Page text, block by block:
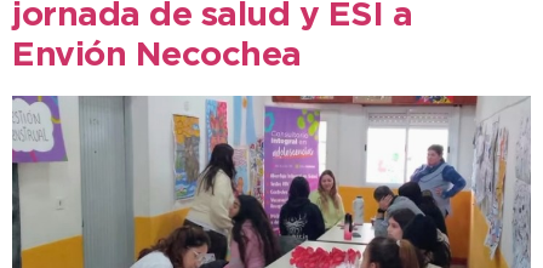
jornada de salud y ESI a
Envión Necochea